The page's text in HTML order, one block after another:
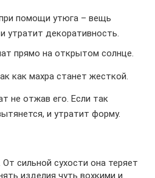
помощи утюга – вещь
утратит декоративность.
прямо на открытом солнце.
как махра станет жесткой.
не отжав его. Если так
и утратит форму.
сильной сухости она теряет
изделия чуть вохкими и